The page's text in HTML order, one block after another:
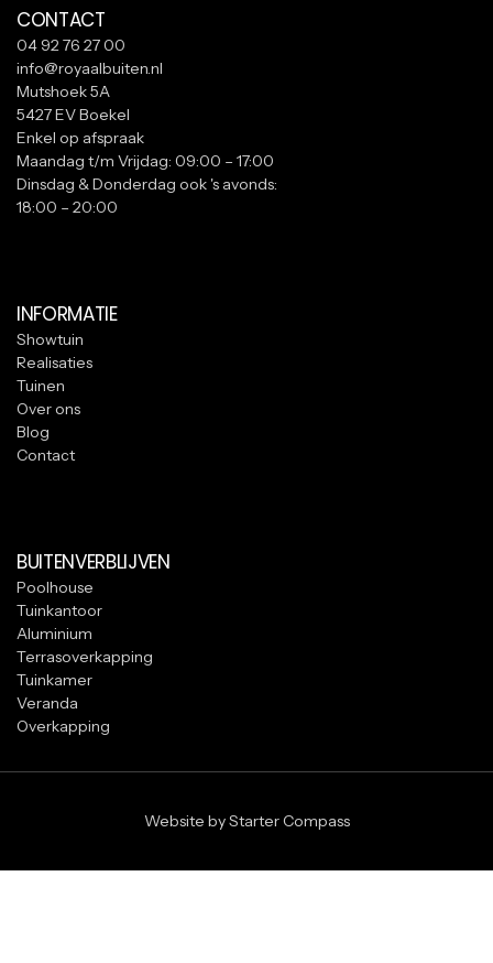
CONTACT
04 92 76 27 00
info@royaalbuiten.nl
Mutshoek 5A
5427 EV Boekel
Enkel op afspraak
Maandag t/m Vrijdag: 09:00 – 17:00
Dinsdag & Donderdag ook 's avonds:
18:00 – 20:00
INFORMATIE
Showtuin
Realisaties
Tuinen
Over ons
Blog
Contact
BUITENVERBLIJVEN
Poolhouse
Tuinkantoor
Aluminium
Terrasoverkapping
Tuinkamer
Veranda
Overkapping
Website by Starter Compass